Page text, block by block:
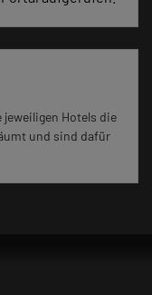
jeweiligen Hotels die
und sind dafür